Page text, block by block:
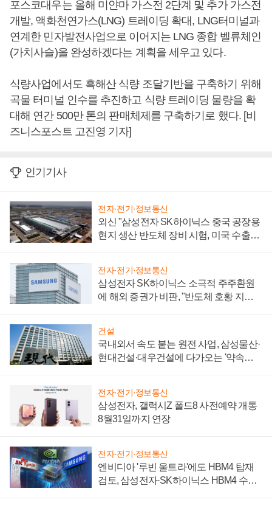
포스코대우는 올해 미얀마 가스전 2단계 및 추가 가스전
개발, 액화천연가스(LNG) 트레이딩 확대, LNG터미널과
연계한 민자발전사업으로 이어지는 LNG 종합 벨류체인
(가치사슬)을 완성하겠다는 계획을 세우고 있다.
식량사업에서도 흑해산 식량 조달기반을 구축하기 위해
곡물 터미널 인수를 추진하고 식량 트레이딩 물량을 확
대해 연간 500만 톤의 판매체제를 구축하기로 했다. [비
즈니스포스트 고진영 기자]
인기기사
전자·전기·정보통신
외신 "삼성전자 SK하이닉스 중국 공장용
현지 생산 반도체 장비 시험, 미국 수출통
전자·전기·정보통신
삼성전자 SK하이닉스 소극적 주주환원
에 해외 증권가 비판, "반도체 호황 지속
건설
국내외서 속도 붙는 원전 사업, 삼성물산·
현대건설·대우건설에 다가오는 '약속의
전자·전기·정보통신
삼성전자, 갤럭시Z 폴드8 사전예약 개통
8월31일까지 연장
전자·전기·정보통신
엔비디아 '루빈 울트라'에도 HBM4 탑재
검토, 삼성전자·SK하이닉스 HBM4 수율